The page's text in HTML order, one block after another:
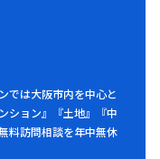
では大阪市内を中心と
ション』『土地』『中
料訪問相談を年中無休